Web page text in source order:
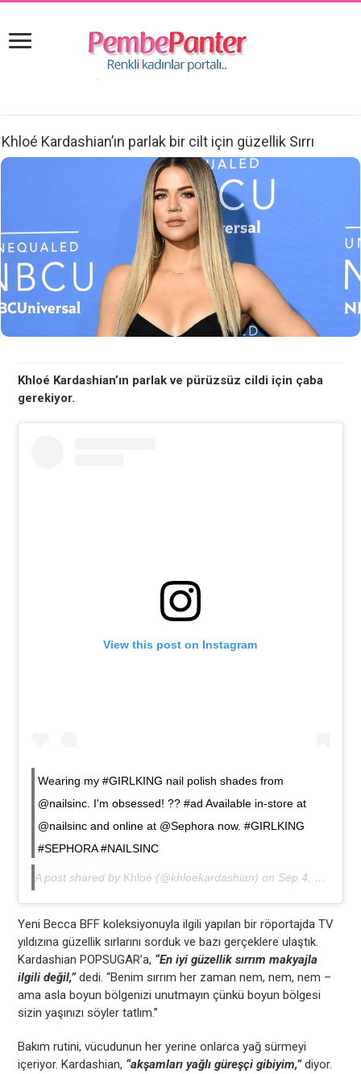
Khloé Kardashian’ın parlak bir cilt için güzellik Sırrı
Khloé Kardashian’ın parlak ve pürüzsüz cildi için çaba
gerekiyor.
View this post on Instagram
Wearing my #GIRLKING nail polish shades from
@nailsinc. I'm obsessed! ?? #ad Available in-store at
@nailsinc and online at @Sephora now. #GIRLKING
#SEPHORA #NAILSINC
A post shared by Khloé (@khloekardashian) on Sep 4, 2018 at 1:00pm PDT
Yeni Becca BFF koleksiyonuyla ilgili yapılan bir röportajda TV
yıldızına güzellik sırlarını sorduk ve bazı gerçeklere ulaştık.
Kardashian POPSUGAR’a, “En iyi güzellik sırrım makyajla
ilgili değil,”dedi. “Benim sırrım her zaman nem, nem, nem –
ama asla boyun bölgenizi unutmayın çünkü boyun bölgesi
sizin yaşınızı söyler tatlım.”
Bakım rutini, vücudunun her yerine onlarca yağ sürmeyi
içeriyor. Kardashian, “akşamları yağlı güreşçi gibiyim,”diyor.